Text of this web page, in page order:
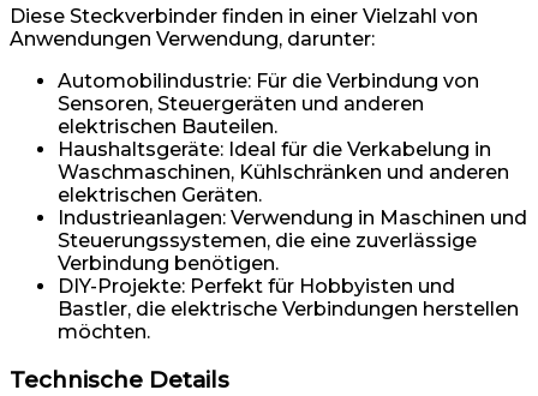
Diese Steckverbinder finden in einer Vielzahl von
Anwendungen Verwendung, darunter:
Automobilindustrie: Für die Verbindung von
Sensoren, Steuergeräten und anderen
elektrischen Bauteilen.
Haushaltsgeräte: Ideal für die Verkabelung in
Waschmaschinen, Kühlschränken und anderen
elektrischen Geräten.
Industrieanlagen: Verwendung in Maschinen und
Steuerungssystemen, die eine zuverlässige
Verbindung benötigen.
DIY-Projekte: Perfekt für Hobbyisten und
Bastler, die elektrische Verbindungen herstellen
möchten.
Technische Details